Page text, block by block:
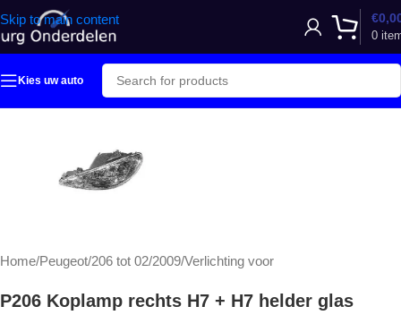
Skip to main content
0
€
Kies uw auto
Home/Peugeot/206 tot 02/2009/Verlichting voor
P206 Koplamp rechts H7 + H7 helder glas